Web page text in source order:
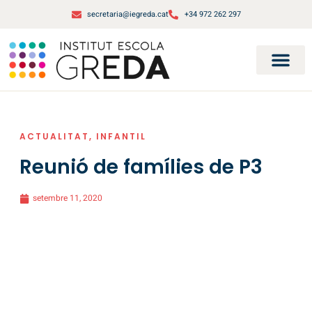
secretaria@iegreda.cat +34 972 262 297
ACTUALITAT, INFANTIL
Reunió de famílies de P3
setembre 11, 2020